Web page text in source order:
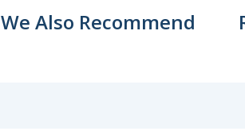
We Also Recommend